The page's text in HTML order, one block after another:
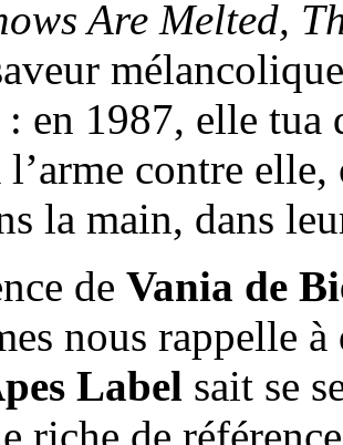
Are Melted,
en 1987, elle tua
l’arme contre
la main, dans
de Vania de
nous rappelle
Label sait se
riche de